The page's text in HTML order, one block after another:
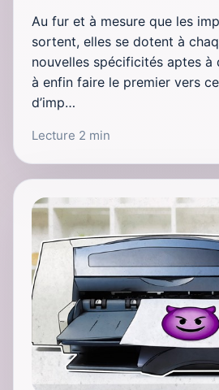
Au fur et à mesure que les
sortent, elles se dotent à
nouvelles spécificités aptes à
à enfin faire le premier vers
d’imp…
Lecture 2 min